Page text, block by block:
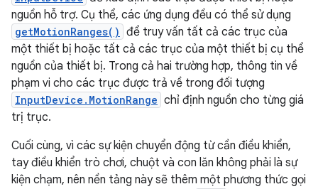
nguồn hỗ trợ. Cụ thể, các ứng dụng đều có thể sử dụng
getMotionRanges() để truy vấn tất cả các trục của
một thiết bị hoặc tất cả các trục của một thiết bị cụ thể
nguồn của thiết bị. Trong cả hai trường hợp, thông tin về
phạm vi cho các trục được trả về trong đối tượng
InputDevice.MotionRange chỉ định nguồn cho từng giá
trị trục.
Cuối cùng, vì các sự kiện chuyển động từ cần điều khiển,
tay điều khiển trò chơi, chuột và con lăn không phải là sự
kiện chạm, nên nền tảng này sẽ thêm một phương thức gọi